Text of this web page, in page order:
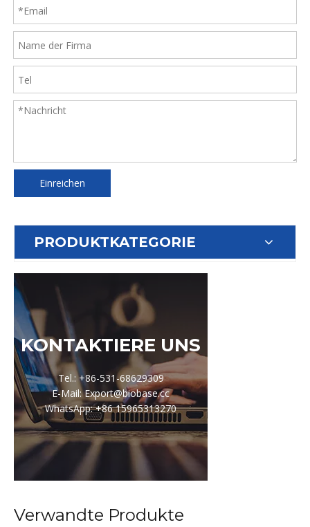
Einreichen
PRODUKTKATEGORIE
KONTAKTIERE UNS
Tel.: +86-531-68629309
E-Mail: Export@biobase.cc
WhatsApp: +86 15965313270
Verwandte Produkte